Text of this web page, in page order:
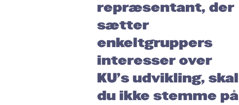
repræsentant, der
sætter
enkeltgruppers
interesser over
KU’s udvikling, skal
du ikke stemme på